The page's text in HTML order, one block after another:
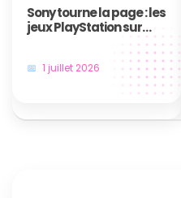
Sony tourne la page : les
jeux PlayStation sur
disque, c’est bientôt fini
1 juillet 2026